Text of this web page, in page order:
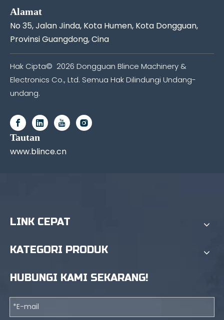
Alamat
No 35, Jalan Jinda, Kota Humen, Kota Dongguan,
Provinsi Guangdong, Cina
Hak Cipta© 2026 Dongguan Blince Machinery &
Electronics Co., Ltd. Semua Hak Dilindungi Undang-
undang.
Tautan
www.blince.cn
LINK CEPAT
KATEGORI PRODUK
HUBUNGI KAMI SEKARANG!